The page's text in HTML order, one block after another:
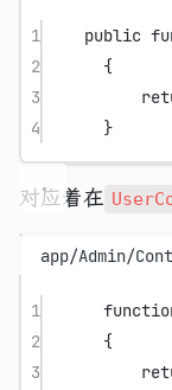
1 public
2
{
3
4
}
对应着在
app/Admin/
1
2
{
3